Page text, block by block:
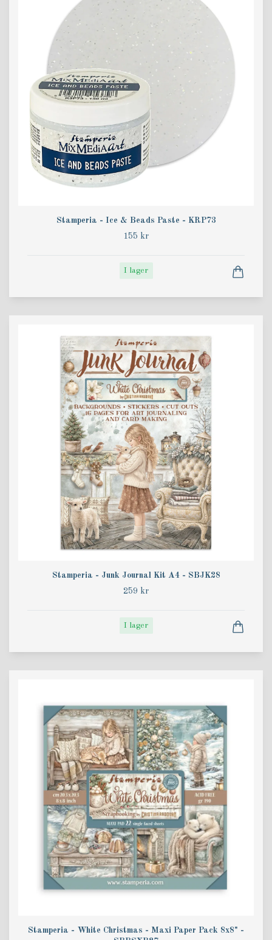
Stamperia - Ice & Beads Paste - KRP73
155 kr
I lager
Stamperia - Junk Journal Kit A4 - SBJK28
259 kr
I lager
Stamperia - White Christmas - Maxi Paper Pack 8x8" -